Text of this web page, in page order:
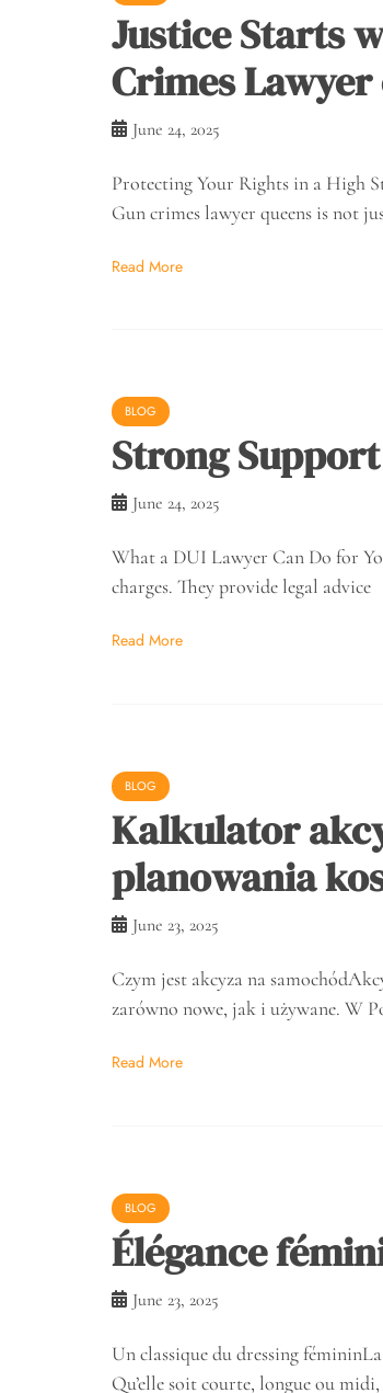
Justice Starts
Crimes Lawyer
June 24, 2025
Protecting Your Rights in a High
Gun crimes lawyer queens is not
Read More
BLOG
Strong Support
June 24, 2025
What a DUI Lawyer Can Do for
charges. They provide legal advice
Read More
BLOG
Kalkulator
planowania
June 23, 2025
Czym jest akcyza na
zarówno nowe, jak i używane. W
Read More
BLOG
Élégance
June 23, 2025
Un classique du dressing
Qu’elle soit courte, longue ou midi,